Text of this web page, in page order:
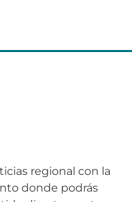
regional con la
donde podrás